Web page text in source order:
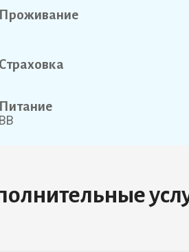
Проживание
Страховка
Питание
BB